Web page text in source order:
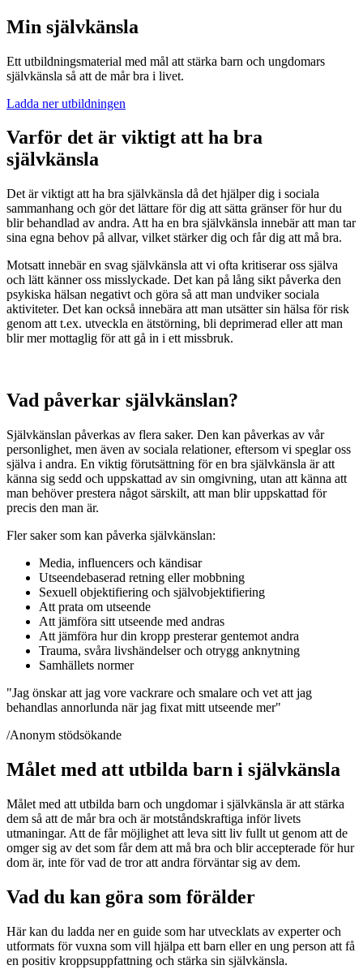
Min självkänsla
Ett utbildningsmaterial med mål att stärka barn och ungdomars
självkänsla så att de mår bra i livet.
Ladda ner utbildningen
Varför det är viktigt att ha bra
självkänsla
Det är viktigt att ha bra självkänsla då det hjälper dig i sociala
sammanhang och gör det lättare för dig att sätta gränser för hur du
blir behandlad av andra. Att ha en bra självkänsla innebär att man tar
sina egna behov på allvar, vilket stärker dig och får dig att må bra.
Motsatt innebär en svag självkänsla att vi ofta kritiserar oss själva
och lätt känner oss misslyckade. Det kan på lång sikt påverka den
psykiska hälsan negativt och göra så att man undviker sociala
aktiviteter. Det kan också innebära att man utsätter sin hälsa för risk
genom att t.ex. utveckla en ätstörning, bli deprimerad eller att man
blir mer mottaglig för att gå in i ett missbruk.
Vad påverkar självkänslan?
Självkänslan påverkas av flera saker. Den kan påverkas av vår
personlighet, men även av sociala relationer, eftersom vi speglar oss
själva i andra. En viktig förutsättning för en bra självkänsla är att
känna sig sedd och uppskattad av sin omgivning, utan att känna att
man behöver prestera något särskilt, att man blir uppskattad för
precis den man är.
Fler saker som kan påverka självkänslan:
Media, influencers och kändisar
Utseendebaserad retning eller mobbning
Sexuell objektifiering och självobjektifiering
Att prata om utseende
Att jämföra sitt utseende med andras
Att jämföra hur din kropp presterar gentemot andra
Trauma, svåra livshändelser och otrygg anknytning
Samhällets normer
"Jag önskar att jag vore vackrare och smalare och vet att jag
behandlas annorlunda när jag fixat mitt utseende mer"
/Anonym stödsökande
Målet med att utbilda barn i självkänsla
Målet med att utbilda barn och ungdomar i självkänsla är att stärka
dem så att de mår bra och är motståndskraftiga inför livets
utmaningar. Att de får möjlighet att leva sitt liv fullt ut genom att de
omger sig av det som får dem att må bra och blir accepterade för hur
dom är, inte för vad de tror att andra förväntar sig av dem.
Vad du kan göra som förälder
Här kan du ladda ner en guide som har utvecklats av experter och
utformats för vuxna som vill hjälpa ett barn eller en ung person att få
en positiv kroppsuppfattning och stärka sin självkänsla.